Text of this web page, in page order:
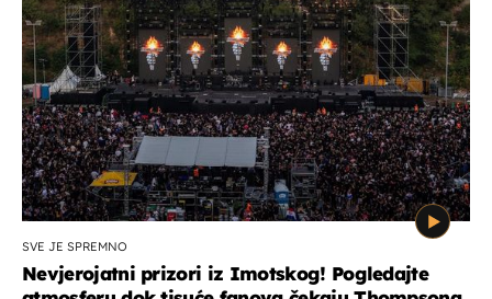
SVE JE SPREMNO
Nevjerojatni prizori iz Imotskog! Pogledajte